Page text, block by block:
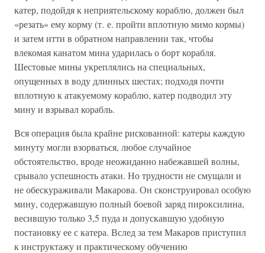
катер, подойдя к неприятельскому кораблю, должен был
«резать» ему корму (т. е. пройти вплотную мимо кормы)
и затем итти в обратном направлении так, чтобы
влекомая канатом мина ударилась о борт корабля.
Шестовые мины укреплялись на специальных,
опущенных в воду длинных шестах; подходя почти
вплотную к атакуемому кораблю, катер подводил эту
мину и взрывал корабль.
Вся операция была крайне рискованной: катеры каждую
минуту могли взорваться, любое случайное
обстоятельство, вроде неожиданно набежавшей волны,
срывало успешность атаки. Но трудности не смущали и
не обескураживали Макарова. Он сконструировал особую
мину, содержавшую полный боевой заряд пироксилина,
весившую только 3,5 пуда и допускавшую удобную
постановку ее с катера. Вслед за тем Макаров приступил
к инструктажу и практическому обучению